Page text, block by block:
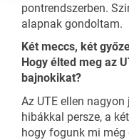
pontrendszerben.
alapnak gondoltam.
Két meccs, két
Hogy élted meg az
bajnokikat?
Az UTE ellen
hibákkal persze, a
hogy fogunk mi